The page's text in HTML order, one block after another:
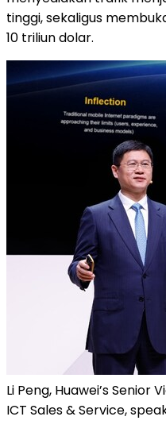
tinggi, sekaligus
10 triliun dolar.
Li Peng, Huawei’s
ICT Sales & Service,